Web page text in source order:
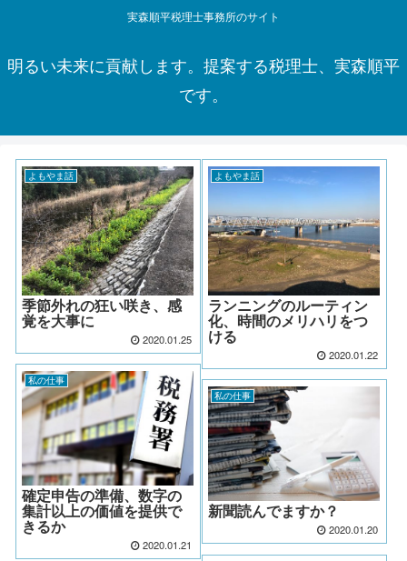
実森順平税理士事務所のサイト
明るい未来に貢献します。提案する税理士、実森順平
です。
よもやま話
季節外れの狂い咲き、感
覚を大事に
2020.01.25
よもやま話
ランニングのルーティン
化、時間のメリハリをつ
ける
2020.01.22
私の仕事
確定申告の準備、数字の
集計以上の価値を提供で
きるか
2020.01.21
私の仕事
新聞読んでますか？
2020.01.20